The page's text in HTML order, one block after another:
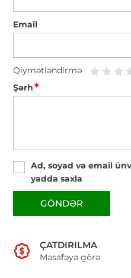
Email
Qiymətləndirmə
Şərh*
Ad, soyad və email
yadda saxla
GÖNDƏR
ÇATDIRILMA
Məsafəyə görə